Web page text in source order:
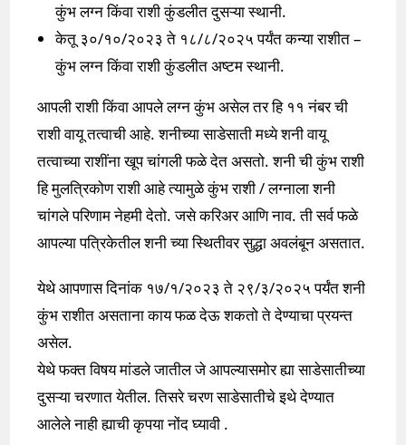
कुंभ लग्न किंवा राशी कुंडलीत दुसऱ्या स्थानी.
केतू ३०/१०/२०२३ ते १८/८/२०२५ पर्यंत कन्या राशीत –
कुंभ लग्न किंवा राशी कुंडलीत अष्टम स्थानी.
आपली राशी किंवा आपले लग्न कुंभ असेल तर हि ११ नंबर ची
राशी वायू तत्वाची आहे. शनीच्या साडेसाती मध्ये शनी वायू
तत्वाच्या राशींना खूप चांगली फळे देत असतो. शनी ची कुंभ राशी
हि मुलत्रिकोण राशी आहे त्यामुळे कुंभ राशी / लग्नाला शनी
चांगले परिणाम नेहमी देतो. जसे करिअर आणि नाव. ती सर्व फळे
आपल्या पत्रिकेतील शनी च्या स्थितीवर सुद्धा अवलंबून असतात.
येथे आपणास दिनांक १७/१/२०२३ ते २९/३/२०२५ पर्यंत शनी
कुंभ राशीत असताना काय फळ देऊ शकतो ते देण्याचा प्रयन्त
असेल.
येथे फक्त विषय मांडले जातील जे आपल्यासमोर ह्या साडेसातीच्या
दुसऱ्या चरणात येतील. तिसरे चरण साडेसातीचे इथे देण्यात
आलेले नाही ह्याची कृपया नोंद घ्यावी .